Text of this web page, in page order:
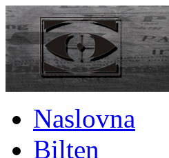
Naslovna
Bilten